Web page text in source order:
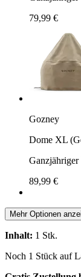
79,99 €
Gozney
Dome XL
Ganzjähriger
89,99 €
Mehr Optionen
Inhalt: 1 Stk.
Noch 1 Stück auf